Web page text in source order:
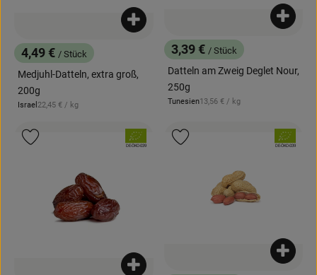
, Preis:
4,49 € / Stück
Medjuhl-Datteln, extra groß,
200g
, Herkunft:
Israel , Referenzpreis:
22,45 € / kg
Produkt zum Warenkorb hinzufügen
, Preis:
3,39 € / Stück
Datteln am Zweig Deglet Nour,
250g
, Herkunft:
Tunesien, Referenzpreis:
13,56 € / kg
Produkt zum Warenkorb hinzufügen
, Verband:
, Kontrollstelle:
DE-ÖKO-039
Produkt zu Favouriten hinzufügen
, Verband:
, Kontrollstelle:
DE-ÖKO-039
Produkt zu Favouriten hinzufügen